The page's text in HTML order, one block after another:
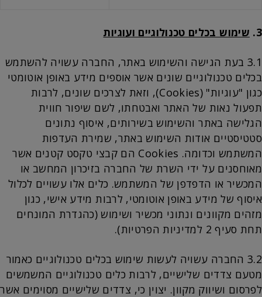
3. שימוש בכלים טכנולוגיים ועוגיות
3.1 בעת הגישה והשימוש באתר, החברה עשויה להשתמש
בכלים טכנולוגיים שונים אשר אוספים מידע באופן אוטומטי
כגון "עוגיות" (Cookies), וזאת לצרכים שונים, לרבות
תפעול נאות של האתר ואבטחתו, לשם שיפור חווית
הגלישה באתר והשימוש בשירותים, איסוף נתונים
סטטיסטיים אודות השימוש באתר, שמירת העדפות
המשתמש וכדומה. Cookies הם קבצי טקסט קטנים אשר
מאוחסנים על ידי השרת של החברה בזיכרון המחשב או
המכשיר או הדפדפן של המשתמש. כלים אלו עשויים לכלול
איסוף של מידע באופן אוטומטי, לרבות מידע אישי, כגון
מזהים מקוונים ונתוני מכשיר ושימוש (כהגדרת המונחים
תחת סעיף 2 למדיניות הפרטיות).
3.2 החברה עשויה לעשות שימוש בכלים טכנולוגיים כאמור
מטעם צדדים שלישיים, לרבות כלים טכנולוגיים המשמשים
לפרסום ושיווק מקוון. יצוין כי, צדדים שלישיים מסוימים אשר